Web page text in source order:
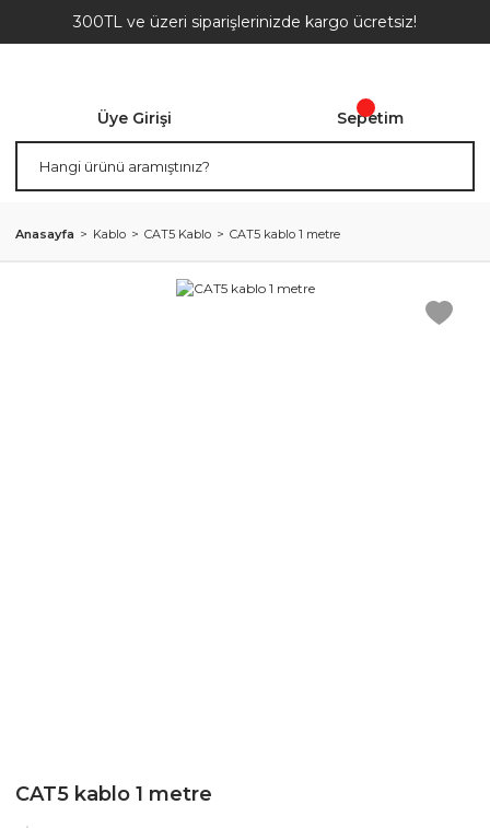
300TL ve üzeri siparişlerinizde kargo ücretsiz!
Üye Girişi Sepetim
Anasayfa Kablo CAT5 Kablo CAT5 kablo 1 metre
CAT5 kablo 1 metre